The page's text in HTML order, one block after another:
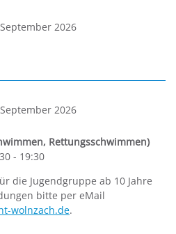
2026
2026
Rettungsschwimmen)
- 19:30
die Jugendgruppe ab 10 Jahre
bitte per eMail
wolnzach.de.